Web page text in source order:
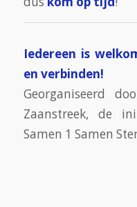
Iedereen is
en verbinden!
Georganiseerd
Zaanstreek, de
Samen 1 Samen